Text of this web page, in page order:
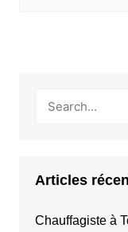
Articles
Chauffagiste à